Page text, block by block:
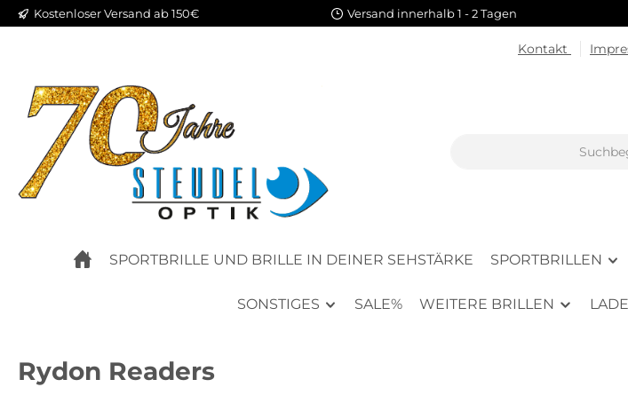
Hauptinhalt springen
Zur Suche springen
Zur Hauptnavigation springen
Kostenloser Versand ab 150€ Versand innerhalb 1 - 2 Tagen
Kontakt
SPORTBRILLE UND BRILLE IN DEINER SEHSTÄRKE SPORTBRILLEN
SONSTIGES SALE% WEITERE BRILLEN
Rydon Readers